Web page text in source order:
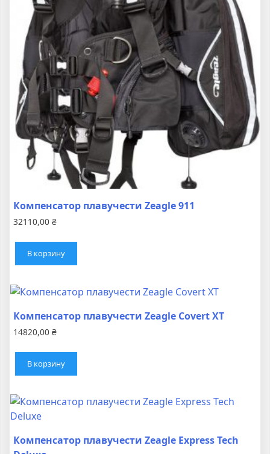
Компенсатор плавучести Zeagle 911
32110,00 ₴
В корзину
Компенсатор плавучести Zeagle Covert XT
14820,00 ₴
В корзину
Компенсатор плавучести Zeagle Express Tech